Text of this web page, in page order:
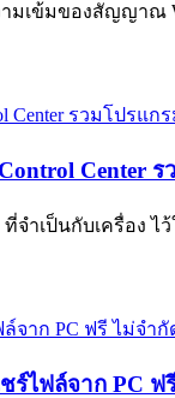
เข้มของสัญญาณ
Center
จำเป็นกับเครื่อง
ร์ไฟล์จาก PC ฟ